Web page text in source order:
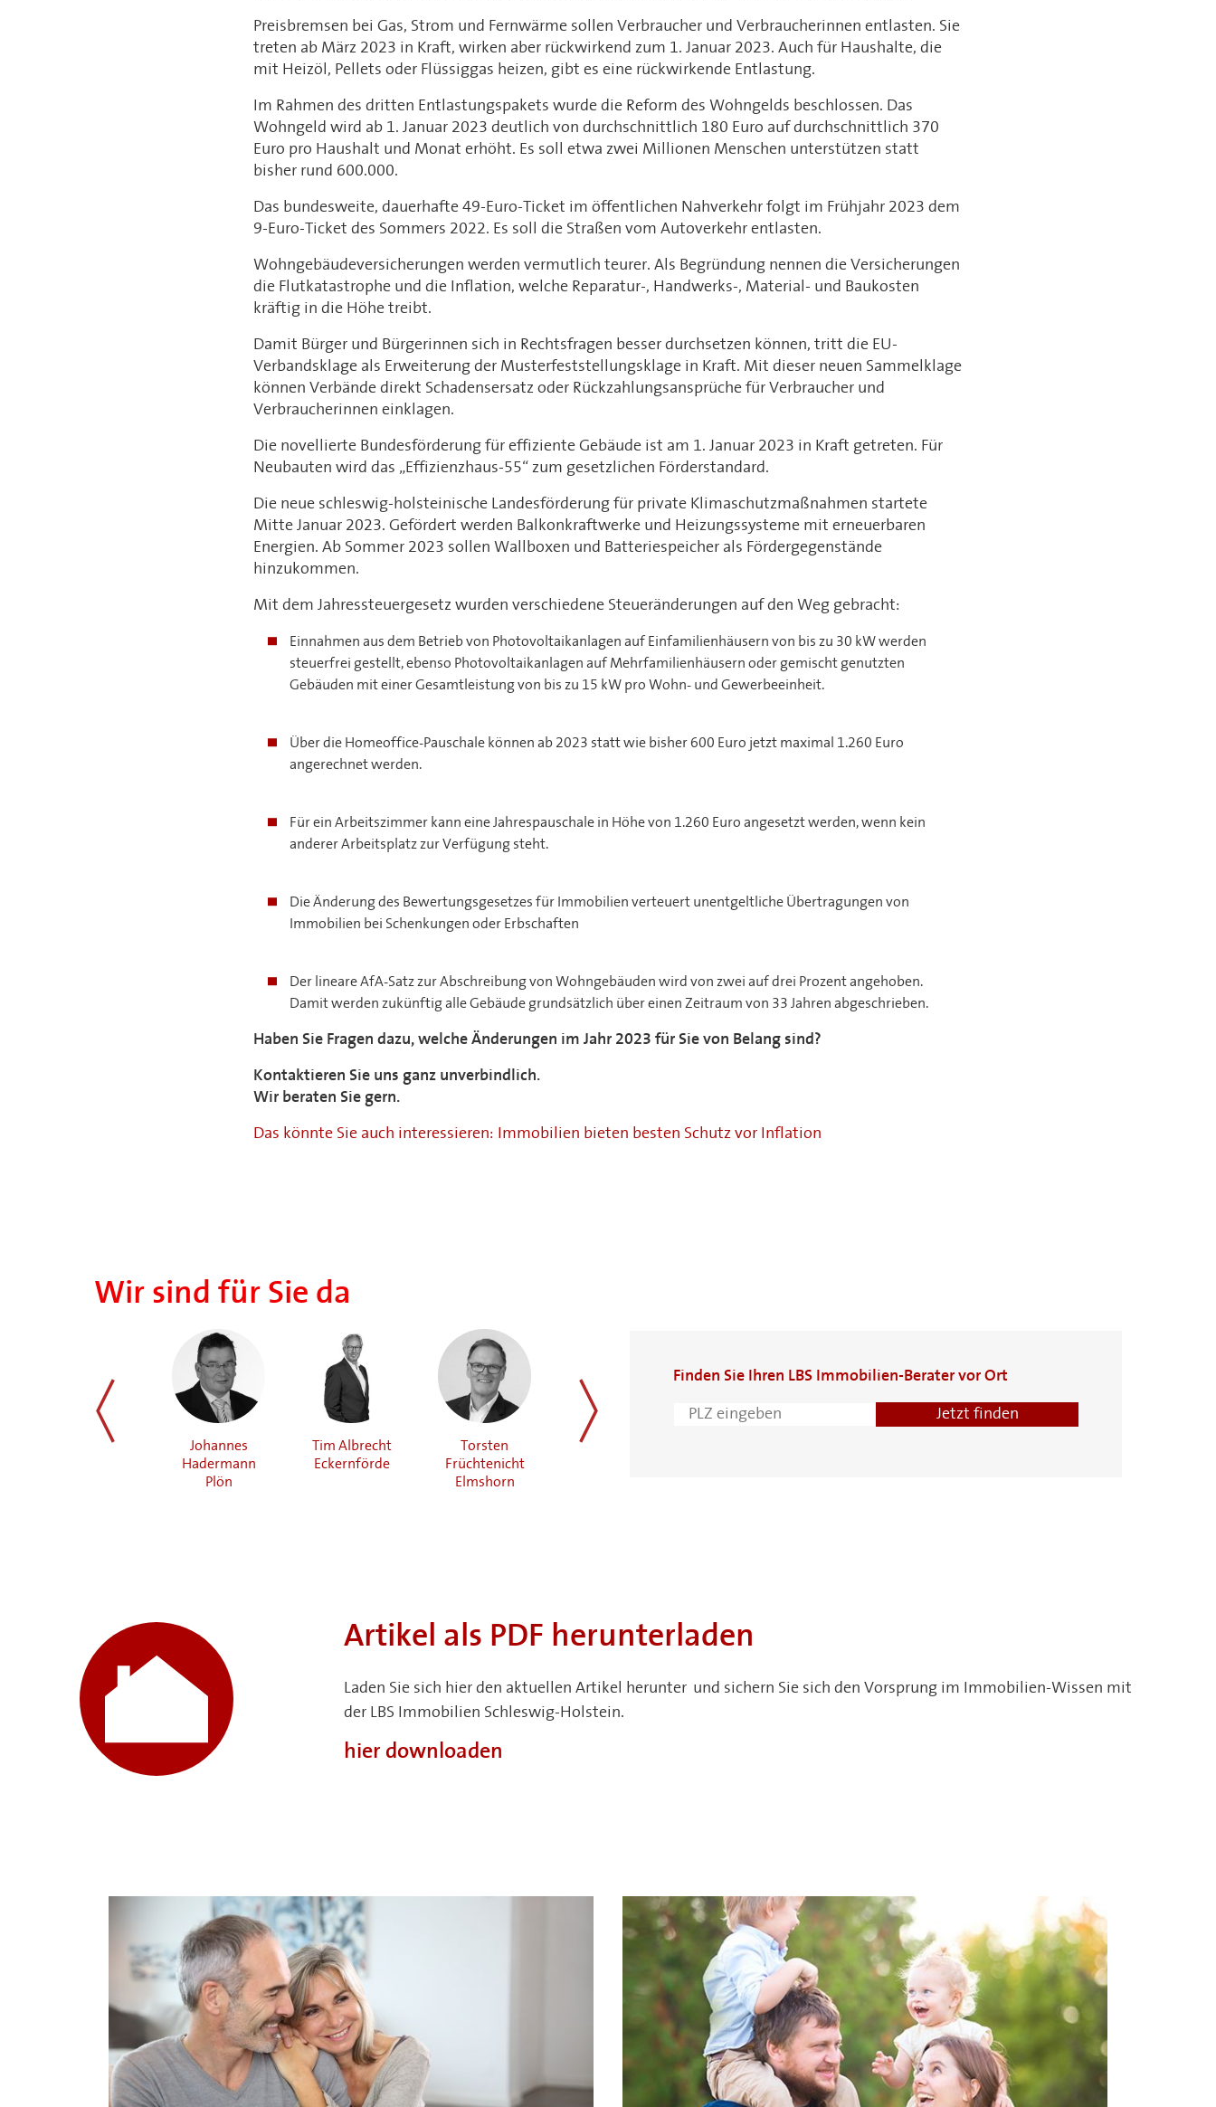
Preisbremsen bei Gas, Strom und Fernwärme sollen Verbraucher und Verbraucherinnen entlasten. Sie
treten ab März 2023 in Kraft, wirken aber rückwirkend zum 1. Januar 2023. Auch für Haushalte, die
mit Heizöl, Pellets oder Flüssiggas heizen, gibt es eine rückwirkende Entlastung.
Im Rahmen des dritten Entlastungspakets wurde die Reform des Wohngelds beschlossen. Das
Wohngeld wird ab 1. Januar 2023 deutlich von durchschnittlich 180 Euro auf durchschnittlich 370
Euro pro Haushalt und Monat erhöht. Es soll etwa zwei Millionen Menschen unterstützen statt
bisher rund 600.000.
Das bundesweite, dauerhafte 49-Euro-Ticket im öffentlichen Nahverkehr folgt im Frühjahr 2023 dem
9-Euro-Ticket des Sommers 2022. Es soll die Straßen vom Autoverkehr entlasten.
Wohngebäudeversicherungen werden vermutlich teurer. Als Begründung nennen die Versicherungen
die Flutkatastrophe und die Inflation, welche Reparatur-, Handwerks-, Material- und Baukosten
kräftig in die Höhe treibt.
Damit Bürger und Bürgerinnen sich in Rechtsfragen besser durchsetzen können, tritt die EU-
Verbandsklage als Erweiterung der Musterfeststellungsklage in Kraft. Mit dieser neuen Sammelklage
können Verbände direkt Schadensersatz oder Rückzahlungsansprüche für Verbraucher und
Verbraucherinnen einklagen.
Die novellierte Bundesförderung für effiziente Gebäude ist am 1. Januar 2023 in Kraft getreten. Für
Neubauten wird das „Effizienzhaus-55“ zum gesetzlichen Förderstandard.
Die neue schleswig-holsteinische Landesförderung für private Klimaschutzmaßnahmen startete
Mitte Januar 2023. Gefördert werden Balkonkraftwerke und Heizungssysteme mit erneuerbaren
Energien. Ab Sommer 2023 sollen Wallboxen und Batteriespeicher als Fördergegenstände
hinzukommen.
Mit dem Jahressteuergesetz wurden verschiedene Steueränderungen auf den Weg gebracht:
Einnahmen aus dem Betrieb von Photovoltaikanlagen auf Einfamilienhäusern von bis zu 30 kW werden
steuerfrei gestellt, ebenso Photovoltaikanlagen auf Mehrfamilienhäusern oder gemischt genutzten
Gebäuden mit einer Gesamtleistung von bis zu 15 kW pro Wohn- und Gewerbeeinheit.
Über die Homeoffice-Pauschale können ab 2023 statt wie bisher 600 Euro jetzt maximal 1.260 Euro
angerechnet werden.
Für ein Arbeitszimmer kann eine Jahrespauschale in Höhe von 1.260 Euro angesetzt werden, wenn kein
anderer Arbeitsplatz zur Verfügung steht.
Die Änderung des Bewertungsgesetzes für Immobilien verteuert unentgeltliche Übertragungen von
Immobilien bei Schenkungen oder Erbschaften
Der lineare AfA-Satz zur Abschreibung von Wohngebäuden wird von zwei auf drei Prozent angehoben.
Damit werden zukünftig alle Gebäude grundsätzlich über einen Zeitraum von 33 Jahren abgeschrieben.
Haben Sie Fragen dazu, welche Änderungen im Jahr 2023 für Sie von Belang sind?
Kontaktieren Sie uns ganz unverbindlich.
Wir beraten Sie gern.
Das könnte Sie auch interessieren: Immobilien bieten besten Schutz vor Inflation
Finden Sie Ihren LBS Immobilien-Berater vor Ort
Wir sind für Sie da
Jürgen Wrana
Johannes
Hadermann
Plön
Tim Albrecht
Eckernförde
Torsten
Früchtenicht
Elmshorn
Ismail Acikgöz
Artikel als PDF herunterladen
Laden Sie sich hier den aktuellen Artikel herunter und sichern Sie sich den Vorsprung im Immobilien-Wissen mit
der LBS Immobilien Schleswig-Holstein.
hier downloaden